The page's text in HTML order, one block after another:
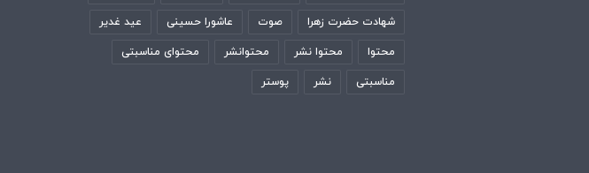
شهادت حضرت زهرا صوت عاشورا حسینی عید غدیر
محتوا محتوا نشر محتوانشر محتوای مناسبتی
مناسبتی نشر پوستر